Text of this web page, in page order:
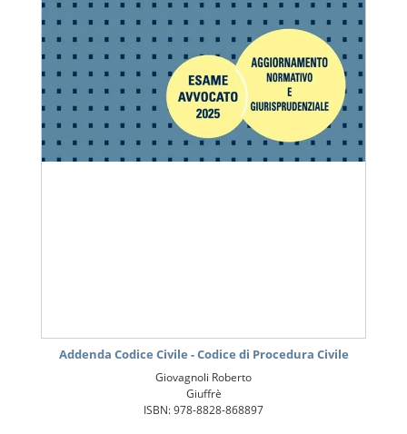
Addenda Codice Civile - Codice di Procedura Civile
Giovagnoli Roberto
Giuffrè
ISBN: 978-8828-868897